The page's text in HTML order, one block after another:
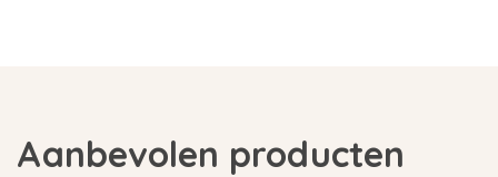
Aanbevolen producten